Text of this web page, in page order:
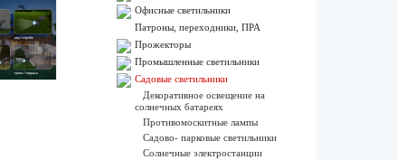
Офисные светильники
Патроны, переходники, ПРА
Прожекторы
Промышленные светильники
Садовые светильники
Декоративное освещение на
солнечных батареях
Противомоскитные лампы
Садово- парковые светильники
Солнечные электростанции